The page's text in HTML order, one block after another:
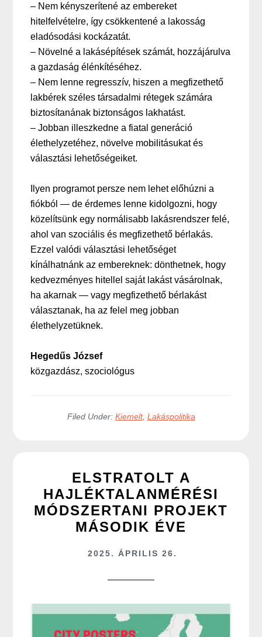
– Nem kényszerítené az embereket
hitelfelvételre, így csökkentené a lakosság
eladósodási kockázatát.
– Növelné a lakásépítések számát, hozzájárulva
a gazdaság élénkítéséhez.
– Nem lenne regresszív, hiszen a megfizethető
lakbérek széles társadalmi rétegek számára
biztosítanának biztonságos lakhatást.
– Jobban illeszkedne a fiatal generáció
élethelyzetéhez, növelve mobilitásukat és
választási lehetőségeiket.
Ilyen programot persze nem lehet előhúzni a
fiókból — de érdemes lenne kidolgozni, hogy
közelítsünk egy normálisabb lakásrendszer felé,
ahol van szociális és megfizethető bérlakás.
Ezzel valódi választási lehetőséget
kínálhatnánk az embereknek: dönthetnek, hogy
kedvezményes hitellel saját lakást vásárolnak,
ha akarnak — vagy megfizethető bérlakást
választanak, ha az felel meg jobban
élethelyzetüknek.
Hegedűs József
közgazdász, szociológus
Filed Under: Kiemelt, Lakáspolitika
ELSTRATOLT A
HAJLÉKTALANMÉRÉSI
MÓDSZERTANI PROJEKT
MÁSODIK ÉVE
2025. ÁPRILIS 26.